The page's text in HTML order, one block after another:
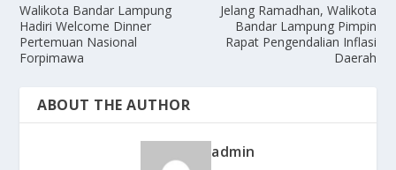
Walikota Bandar Lampung
Hadiri Welcome Dinner
Pertemuan Nasional
Forpimawa
Jelang Ramadhan, Walikota
Bandar Lampung Pimpin
Rapat Pengendalian Inflasi
Daerah
ABOUT THE AUTHOR
admin